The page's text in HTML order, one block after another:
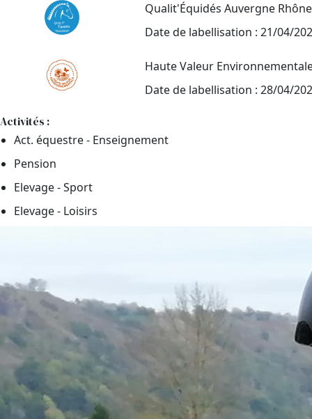
Qualit'Équidés Auvergne
Date de labellisation : 21/04/
Haute Valeur
Date de labellisation : 28/04/
Activités :
Act. équestre - Enseignement
Pension
Elevage - Sport
Elevage - Loisirs